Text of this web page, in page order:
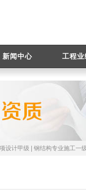
新闻中心 工程业
设计甲级 | 钢结构专业施工